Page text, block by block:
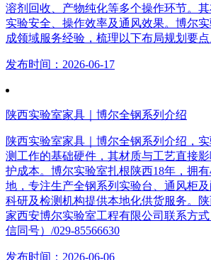
溶剂回收、产物纯化等多个操作环节。
实验安全、操作效率及通风效果。博尔
成领域服务经验，梳理以下布局规划要点
发布时间：2026-06-17
陕西实验室家具｜博尔全钢系列介绍
陕西实验室家具｜博尔全钢系列介绍，
测工作的基础硬件，其材质与工艺直接
护成本。博尔实验室扎根陕西18年，拥
地，专注生产全钢系列实验台、通风柜及
科研及检测机构提供本地化供货服务。
家西安博尔实验室工程有限公司联系方式
信同号）/029-85566630
发布时间：2026-06-06